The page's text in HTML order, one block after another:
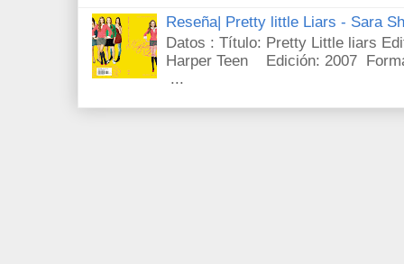
Reseña| Pretty little Liars - Sara
Datos : Título: Pretty Little liars
Harper Teen Edición: 2007
...